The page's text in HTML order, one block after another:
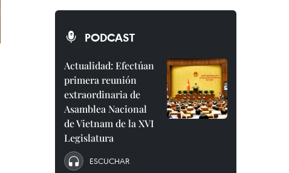
PODCAST
Actualidad: Efectúan
primera reunión
extraordinaria de
Asamblea Nacional
de Vietnam de la XVI
Legislatura
ESCUCHAR